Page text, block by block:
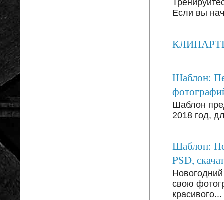
Если вы
КЛИПАРТЫ:
Шаблон:
Шаблон
2018 год,
Шаблон:
PSD,
свою
красивого...